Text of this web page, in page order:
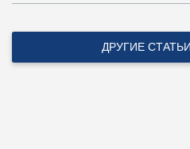
ДРУГИЕ